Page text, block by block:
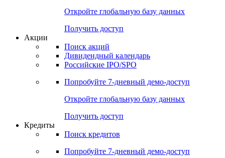
Откройте глобальную базу данных
Получить доступ
Акции
Поиск акций
Дивидендный календарь
Российские IPO/SPO
Попробуйте 7-дневный демо-доступ
Откройте глобальную базу данных
Получить доступ
Кредиты
Поиск кредитов
Попробуйте 7-дневный демо-доступ